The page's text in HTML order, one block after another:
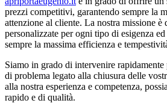
prezzi competitivi, garantendo sempre la
attenzione al cliente. La nostra missione
personalizzate per ogni tipo di esigenza
sempre la massima efficienza e
Siamo in grado di intervenire
di problema legato alla chiusura delle
alla nostra esperienza e competenza,
rapido e di qualità.